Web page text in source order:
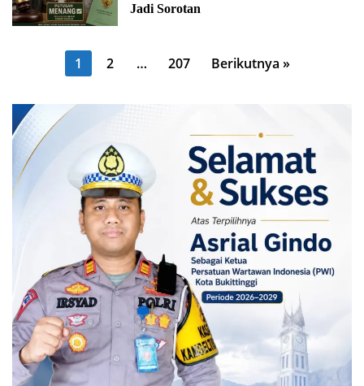
Jadi Sorotan
1 2 … 207 Berikutnya »